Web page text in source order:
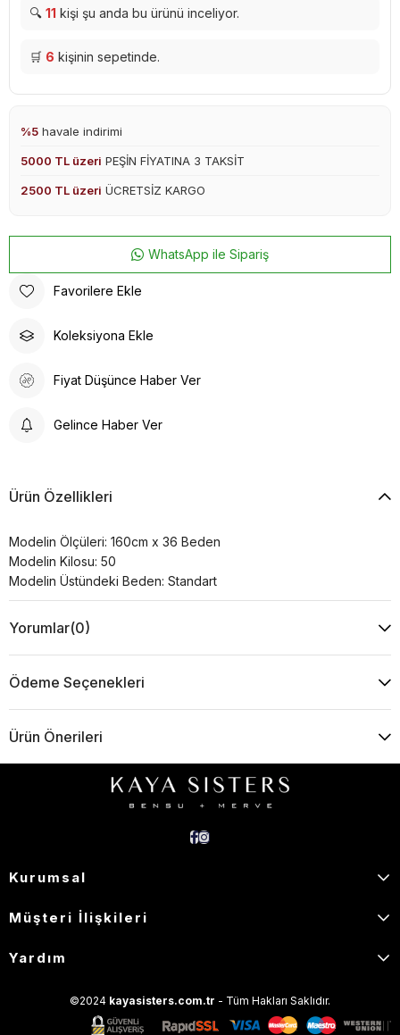
🔍 11 kişi şu anda bu ürünü inceliyor.
🛒 6 kişinin sepetinde.
%5 havale indirimi
5000 TL üzeri PEŞİN FİYATINA 3 TAKSİT
2500 TL üzeri ÜCRETSİZ KARGO
WhatsApp ile Sipariş
Favorilere Ekle
Koleksiyona Ekle
Fiyat Düşünce Haber Ver
Gelince Haber Ver
Ürün Özellikleri
Modelin Ölçüleri: 160cm x 36 Beden
Modelin Kilosu: 50
Modelin Üstündeki Beden: Standart
Yorumlar(0)
Ödeme Seçenekleri
Ürün Önerileri
Kurumsal
Müşteri İlişkileri
Yardım
©2024 kayasisters.com.tr - Tüm Hakları Saklıdır.